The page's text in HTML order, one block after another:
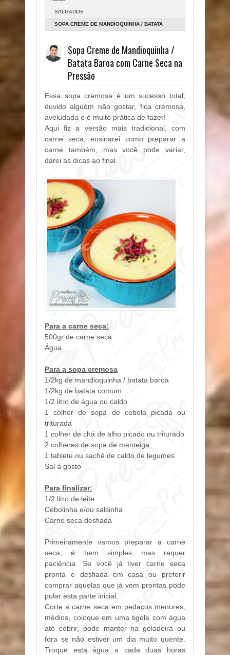
SALGADOS
SOPA CREME DE MANDIOQUINHA / BATATA
Sopa Creme de Mandioquinha /
Batata Baroa com Carne Seca na
Pressão
Essa sopa cremosa é um sucesso total,
duvido alguém não gostar, fica cremosa,
aveludada e é muito prática de fazer!
Aqui fiz a versão mais tradicional, com
carne seca, ensinarei como preparar a
carne também, mas você pode variar,
darei as dicas ao final.
Para a carne seca:
500gr de carne seca
Água
Para a sopa cremosa
1/2kg de mandioquinha / batata baroa
1/2kg de batata comum
1/2 litro de água ou caldo
1 colher de sopa de cebola picada ou
triturada
1 colher de chá de alho picado ou triturado
2 colheres de sopa de manteiga
1 tablete ou sachê de caldo de legumes
Sal à gosto
Para finalizar:
1/2 litro de leite
Cebolinha e/ou salsinha
Carne seca desfiada
Primeiramente vamos preparar a carne
seca, é bem simples mas requer
paciência. Se você já tiver carne seca
pronta e desfiada em casa ou preferir
comprar aquelas que já vem prontas pode
pular esta parte inicial.
Corte a carne seca em pedaços menores,
médios, coloque em uma tigela com água
até cobrir, pode manter na geladeira ou
fora se não estiver um dia muito quente.
Troque esta água a cada duas horas